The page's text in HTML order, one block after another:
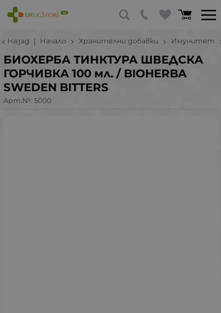
Назад Начало Хранителни добавки Имунитет
БИОХЕРБА ТИНКТУРА ШВЕДСКА
ГОРЧИВКА 100 мл. / BIOHERBA
SWEDEN BITTERS
Арт.№: 5000